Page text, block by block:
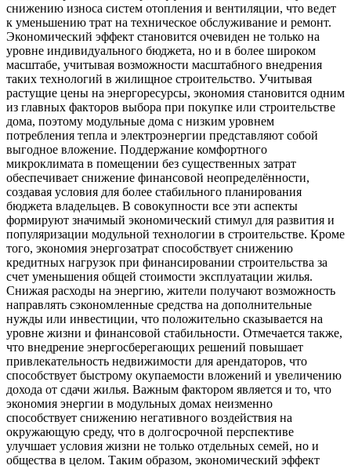
снижению износа систем отопления и вентиляции, что ведет
к уменьшению трат на техническое обслуживание и ремонт.
Экономический эффект становится очевиден не только на
уровне индивидуального бюджета, но и в более широком
масштабе, учитывая возможности масштабного внедрения
таких технологий в жилищное строительство. Учитывая
растущие цены на энергоресурсы, экономия становится одним
из главных факторов выбора при покупке или строительстве
дома, поэтому модульные дома с низким уровнем
потребления тепла и электроэнергии представляют собой
выгодное вложение. Поддержание комфортного
микроклимата в помещении без существенных затрат
обеспечивает снижение финансовой неопределённости,
создавая условия для более стабильного планирования
бюджета владельцев. В совокупности все эти аспекты
формируют значимый экономический стимул для развития и
популяризации модульной технологии в строительстве. Кроме
того, экономия энергозатрат способствует снижению
кредитных нагрузок при финансировании строительства за
счет уменьшения общей стоимости эксплуатации жилья.
Снижая расходы на энергию, жители получают возможность
направлять сэкономленные средства на дополнительные
нужды или инвестиции, что положительно сказывается на
уровне жизни и финансовой стабильности. Отмечается также,
что внедрение энергосберегающих решений повышает
привлекательность недвижимости для арендаторов, что
способствует быстрому окупаемости вложений и увеличению
дохода от сдачи жилья. Важным фактором является и то, что
экономия энергии в модульных домах неизменно
способствует снижению негативного воздействия на
окружающую среду, что в долгосрочной перспективе
улучшает условия жизни не только отдельных семей, но и
общества в целом. Таким образом, экономический эффект